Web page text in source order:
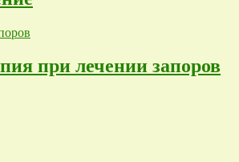
при лечении запоров